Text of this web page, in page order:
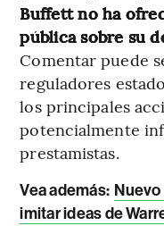
Buffett no ha
pública sobre su
Comentar puede
reguladores
los principales
potencialmente
prestamistas.
Vea además:
imitar ideas de